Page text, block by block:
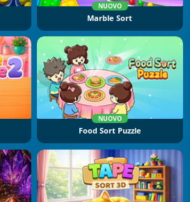
NUOVO
Marble Sort
NUOVO
Food Sort Puzzle